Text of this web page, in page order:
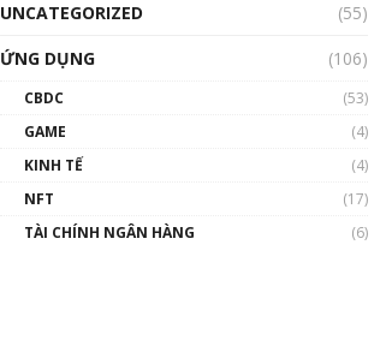
UNCATEGORIZED
(55)
ỨNG DỤNG
(106)
CBDC
(53)
GAME
(4)
KINH TẾ
(4)
NFT
(17)
TÀI CHÍNH NGÂN HÀNG
(6)